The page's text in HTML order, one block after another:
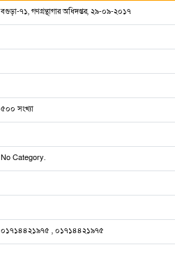
বগুড়া-৭১, গণগ্রন্থাগার অধিদপ্তর, ২৯-০৯-২০১৭
৫০০ সংখ্যা
No Category.
০১৭১৪৪২১৯৭৫ , ০১৭১৪৪২১৯৭৫